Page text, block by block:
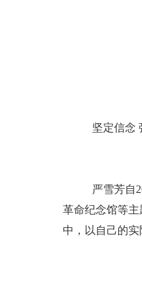
坚定信念
严雪芳自
革命纪念馆等
中，以自己的实